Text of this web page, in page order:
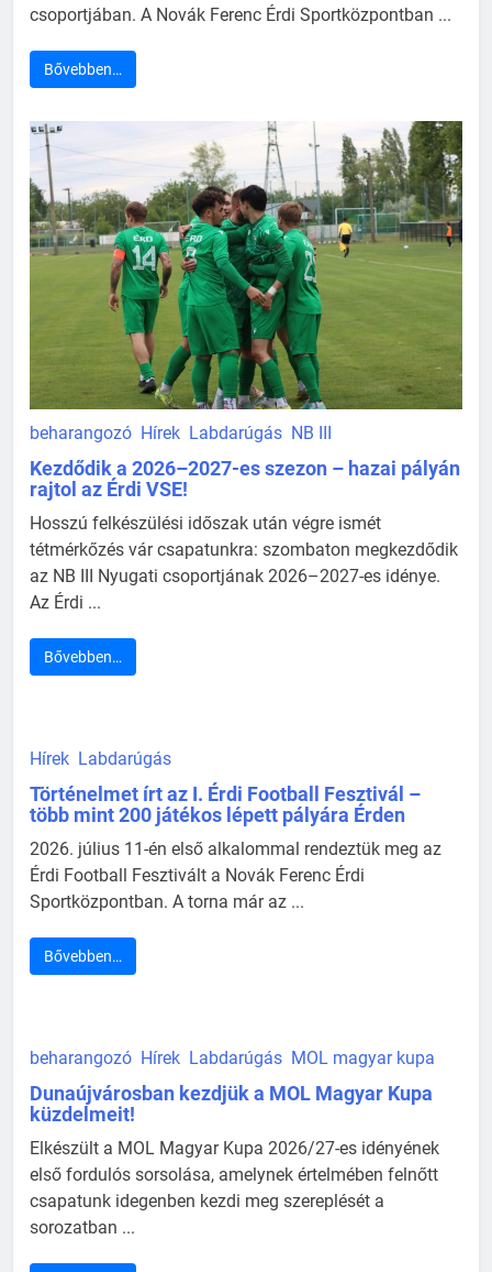
csoportjában. A Novák Ferenc Érdi Sportközpontban ...
Bővebben…
beharangozó Hírek Labdarúgás NB III
Kezdődik a 2026–2027-es szezon – hazai pályán
rajtol az Érdi VSE!
Hosszú felkészülési időszak után végre ismét
tétmérkőzés vár csapatunkra: szombaton megkezdődik
az NB III Nyugati csoportjának 2026–2027-es idénye.
Az Érdi ...
Bővebben…
Hírek Labdarúgás
Történelmet írt az I. Érdi Football Fesztivál –
több mint 200 játékos lépett pályára Érden
2026. július 11-én első alkalommal rendeztük meg az
Érdi Football Fesztivált a Novák Ferenc Érdi
Sportközpontban. A torna már az ...
Bővebben…
beharangozó Hírek Labdarúgás MOL magyar kupa
Dunaújvárosban kezdjük a MOL Magyar Kupa
küzdelmeit!
Elkészült a MOL Magyar Kupa 2026/27-es idényének
első fordulós sorsolása, amelynek értelmében felnőtt
csapatunk idegenben kezdi meg szereplését a
sorozatban ...